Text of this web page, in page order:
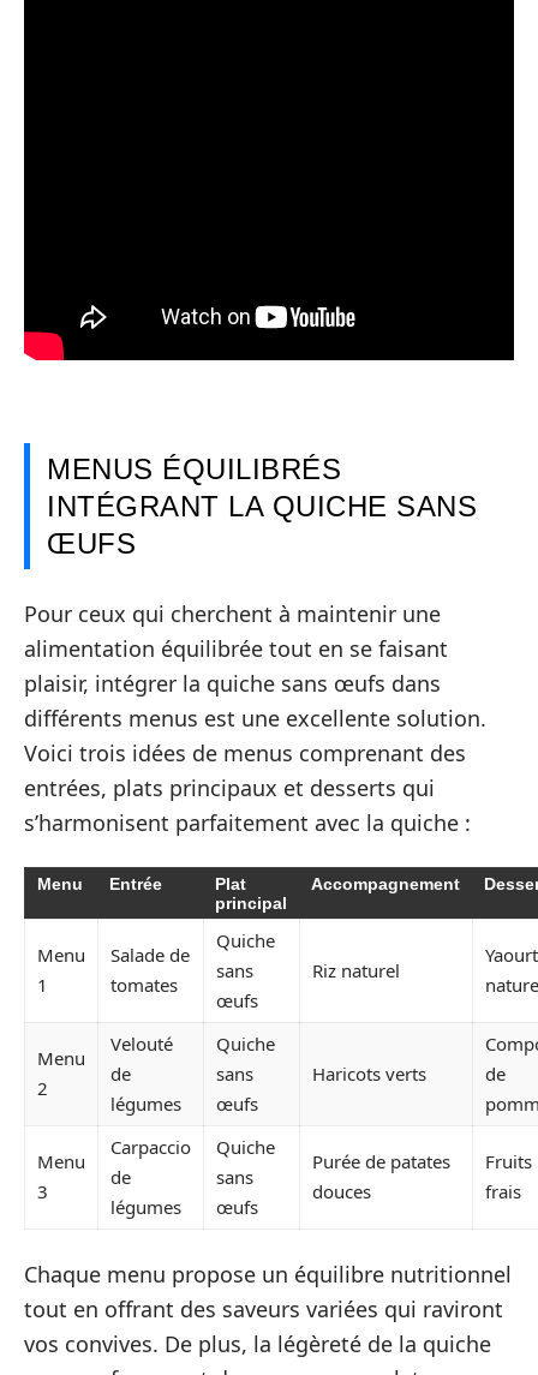
MENUS ÉQUILIBRÉS
INTÉGRANT LA QUICHE SANS
ŒUFS
Pour ceux qui cherchent à maintenir une
alimentation équilibrée tout en se faisant
plaisir, intégrer la quiche sans œufs dans
différents menus est une excellente solution.
Voici trois idées de menus comprenant des
entrées, plats principaux et desserts qui
s’harmonisent parfaitement avec la quiche :
Menu Entrée
Plat
principal
Accompagnement
Menu
1
Salade de
tomates
Quiche
sans
œufs
Riz naturel
Yaourt
nature
Menu
2
Velouté
de
légumes
Quiche
sans
œufs
Haricots verts
de
Menu
3
Carpaccio
de
légumes
Quiche
sans
œufs
Purée de patates
douces
Fruits
frais
Chaque menu propose un équilibre nutritionnel
tout en offrant des saveurs variées qui raviront
vos convives. De plus, la légèreté de la quiche